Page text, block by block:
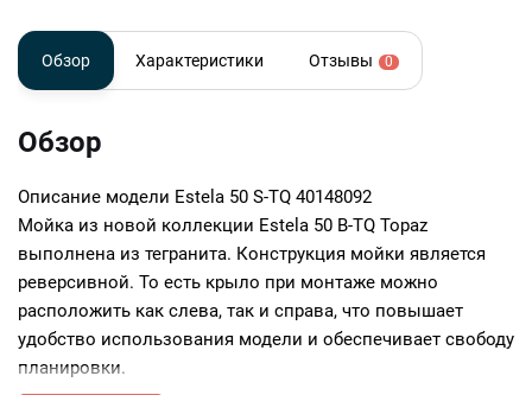
Обзор Характеристики Отзывы 0
Обзор
Описание модели Estela 50 S-TQ 40148092
Мойка из новой коллекции Estela 50 B-TQ Topaz
выполнена из тегранита. Конструкция мойки является
реверсивной. То есть крыло при монтаже можно
расположить как слева, так и справа, что повышает
удобство использования модели и обеспечивает свободу
планировки.